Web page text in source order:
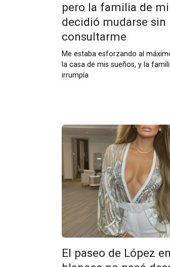
pero la familia de
decidió mudarse sin
consultarme
Me estaba esforzando al
la casa de mis sueños, y la
irrumpía
El paseo de López